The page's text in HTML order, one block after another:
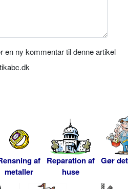
en ny kommentar til denne artikel
af
metaller
Reparation af
huse
Gør